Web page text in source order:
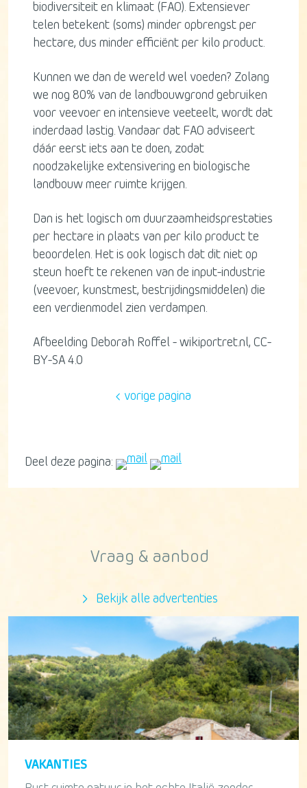
biodiversiteit en klimaat (FAO). Extensiever
telen betekent (soms) minder opbrengst per
hectare, dus minder efficiënt per kilo product.
Kunnen we dan de wereld wel voeden? Zolang
we nog 80% van de landbouwgrond gebruiken
voor veevoer en intensieve veeteelt, wordt dat
inderdaad lastig. Vandaar dat FAO adviseert
dáár eerst iets aan te doen, zodat
noodzakelijke extensivering en biologische
landbouw meer ruimte krijgen.
Dan is het logisch om duurzaamheidsprestaties
per hectare in plaats van per kilo product te
beoordelen. Het is ook logisch dat dit niet op
steun hoeft te rekenen van de input-industrie
(veevoer, kunstmest, bestrijdingsmiddelen) die
een verdienmodel zien verdampen.
Afbeelding Deborah Roffel - wikiportret.nl, CC-
BY-SA 4.0
vorige pagina
Deel deze pagina:
Vraag & aanbod
Bekijk alle advertenties
VAKANTIES